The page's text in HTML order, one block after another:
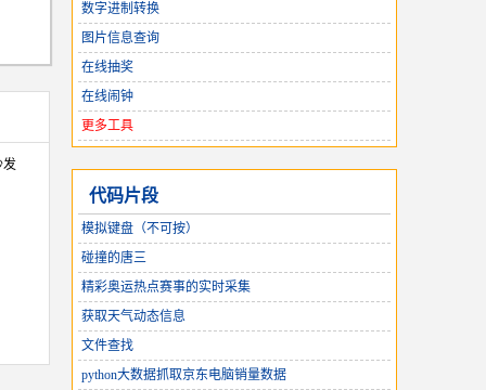
发
数字进制转换
图片信息查询
在线抽奖
在线闹钟
更多工具
代码片段
模拟键盘（不可按）
碰撞的唐三
精彩奥运热点赛事的实时采集
获取天气动态信息
文件查找
python大数据抓取京东电脑销量数据